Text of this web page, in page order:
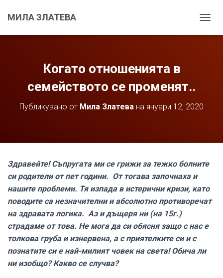
МИЛА ЗЛАТЕВА
Г
Ц
Я
А
Когато отношенията в
семейството се променят..
Публикувано от Мила Златева на януари 12, 2020
Здравейте! Съпругата ми се грижи за тежко болните
си родители от пет години. От тогава започнаха и
нашите проблеми. Тя изпада в истерични кризи, като
поводите са незначителни и абсолютно противоречат
на здравата логика. Аз и дъщеря ни (на 15г.)
страдаме от това. Не мога да си обясня защо с нас е
толкова груба и изнервена, а с приятелките си и с
познатите си е най-милият човек на света! Обича ли
ни изобщо? Какво се случва?